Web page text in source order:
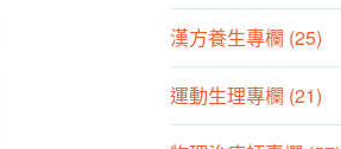
漢方養生專欄 (25)
運動生理專欄 (21)